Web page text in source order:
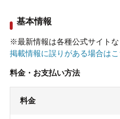
基本情報
※最新情報は各種公式サイト
掲載情報に誤りがある場合はこ
料金・お支払い方法
料金